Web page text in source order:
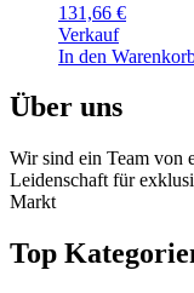
131,66 €
Verkauf
In den
Über uns
Wir sind ein Team von
Leidenschaft für
Markt
Top